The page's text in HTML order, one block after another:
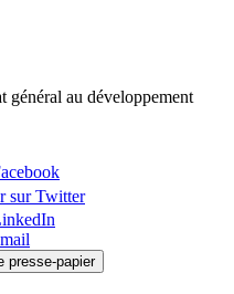
général au développement
sur Twitter
presse-papier